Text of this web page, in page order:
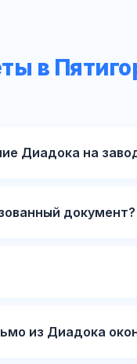
в
Диадока на
документ?
из Диадока